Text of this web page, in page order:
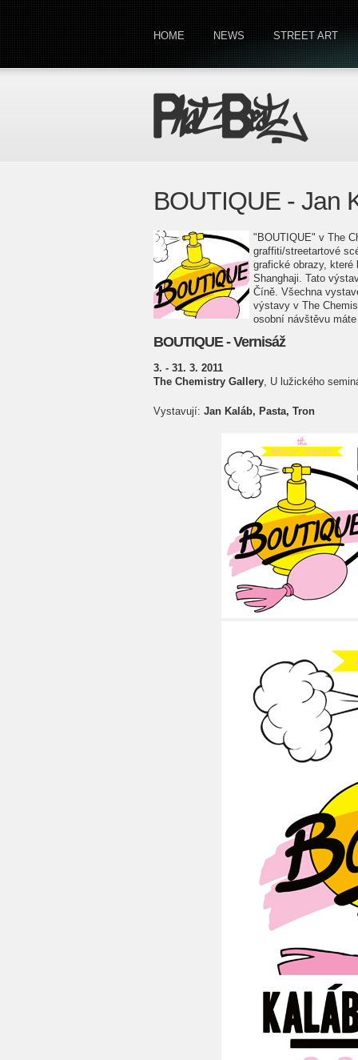
HOME NEWS STREET ART
BOUTIQUE - Jan
"BOUTIQUE" v The
graffiti/streetartové
grafické obrazy,
Shanghaji. Tato
Číně. Všechna
výstavy v The
osobní návštěvu
BOUTIQUE - Vernisáž
3. - 31. 3. 2011
The Chemistry Gallery, U lužického
Vystavují: Jan Kaláb, Pasta, Tron